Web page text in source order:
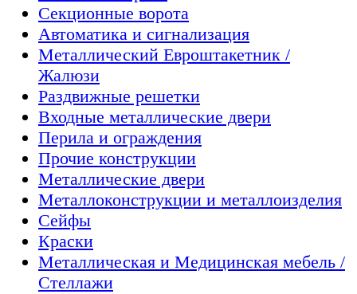
Секционные ворота
Автоматика и сигнализация
Металлический Евроштакетник /
Жалюзи
Раздвижные решетки
Входные металлические двери
Перила и ограждения
Прочие конструкции
Металлические двери
Металлоконструкции и металлоизделия
Сейфы
Краски
Металлическая и Медицинская мебель /
Стеллажи